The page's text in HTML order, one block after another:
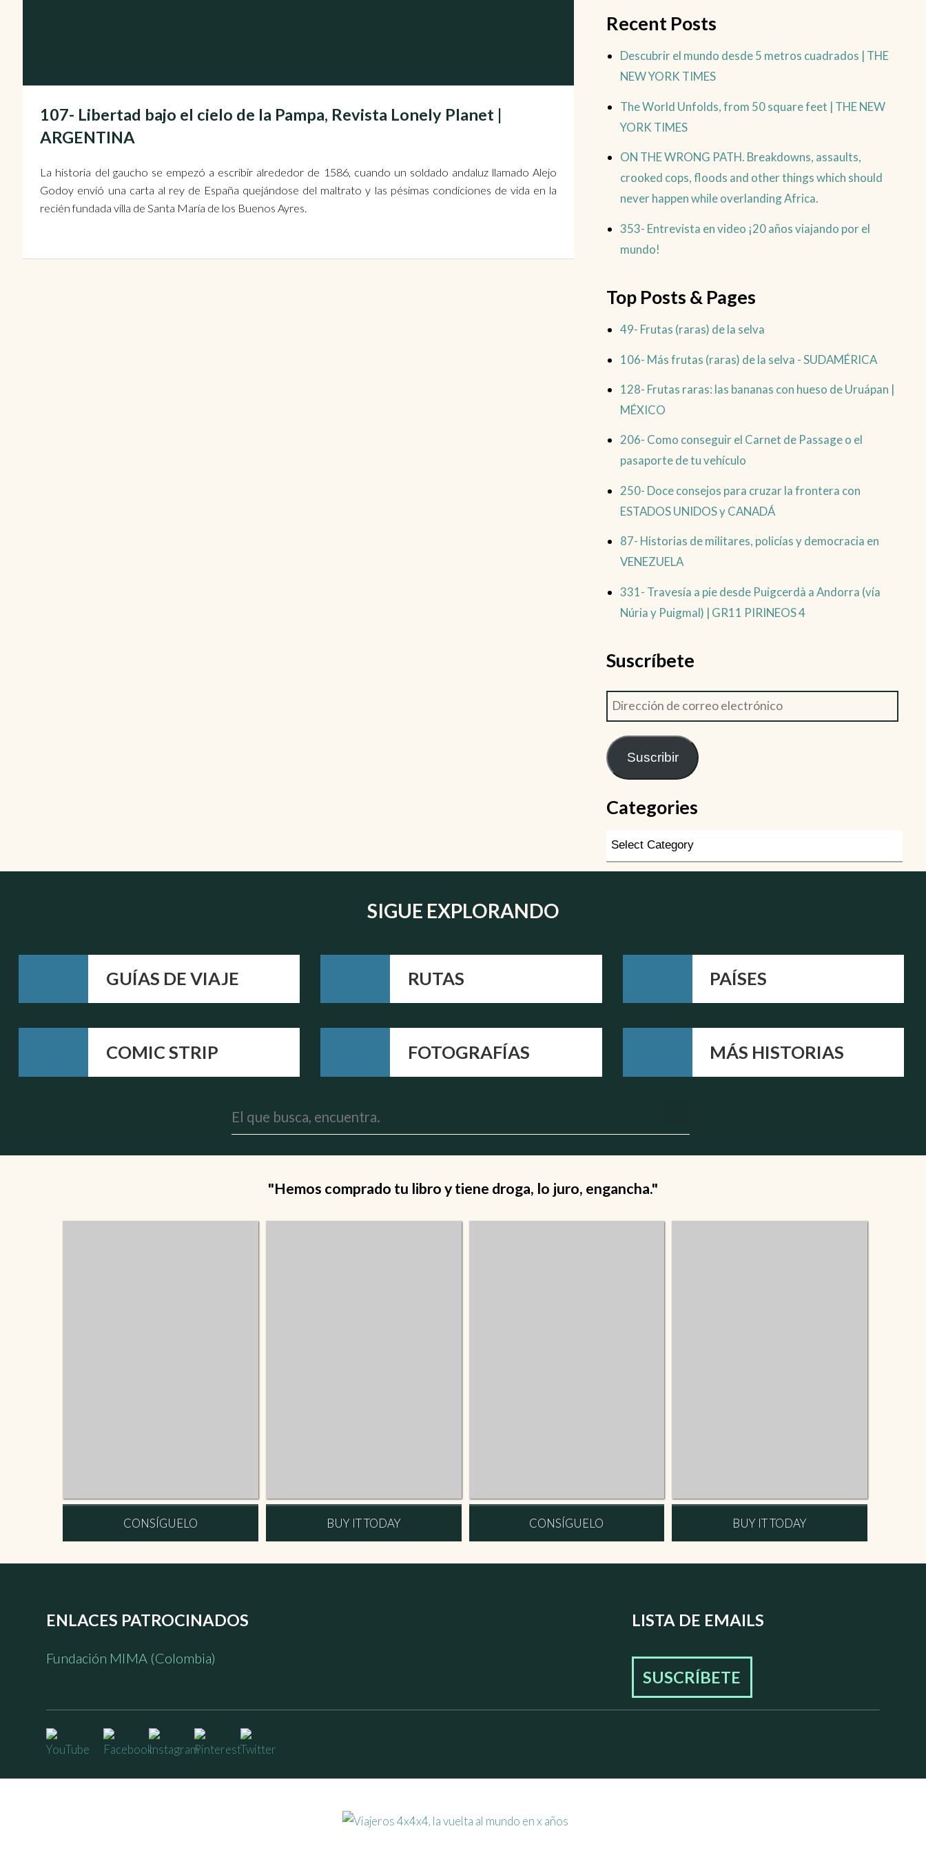
107- Libertad bajo el cielo de la Pampa, Revista Lonely Planet |
ARGENTINA
La historia del gaucho se empezó a escribir alrededor de 1586, cuando un soldado andaluz llamado Alejo
Godoy envió una carta al rey de España quejándose del maltrato y las pésimas condiciones de vida en la
recién fundada villa de Santa María de los Buenos Ayres.
Recent Posts
Descubrir el mundo desde 5 metros cuadrados | THE
NEW YORK TIMES
The World Unfolds, from 50 square feet | THE NEW
YORK TIMES
ON THE WRONG PATH. Breakdowns, assaults,
crooked cops, floods and other things which should
never happen while overlanding Africa.
353- Entrevista en video ¡20 años viajando por el
mundo!
Top Posts & Pages
49- Frutas (raras) de la selva
106- Más frutas (raras) de la selva - SUDAMÉRICA
128- Frutas raras: las bananas con hueso de Uruápan |
MÉXICO
206- Como conseguir el Carnet de Passage o el
pasaporte de tu vehículo
250- Doce consejos para cruzar la frontera con
ESTADOS UNIDOS y CANADÁ
87- Historias de militares, policías y democracia en
VENEZUELA
331- Travesía a pie desde Puigcerdà a Andorra (vía
Núria y Puigmal) | GR11 PIRINEOS 4
Suscríbete
Suscribir
Categories
SIGUE EXPLORANDO
GUÍAS DE VIAJE RUTAS PAÍSES
COMIC STRIP FOTOGRAFÍAS MÁS HISTORIAS
"Hemos comprado tu libro y tiene droga, lo juro, engancha."
CONSÍGUELO BUY IT TODAY CONSÍGUELO BUY IT TODAY
ENLACES PATROCINADOS
Fundación MIMA (Colombia)
LISTA DE EMAILS
SUSCRÍBETE